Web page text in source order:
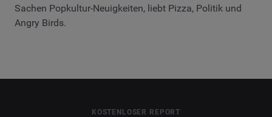
Sachen Popkultur-Neuigkeiten, liebt Pizza, Politik und
Angry Birds.
KOSTENLOSER REPORT